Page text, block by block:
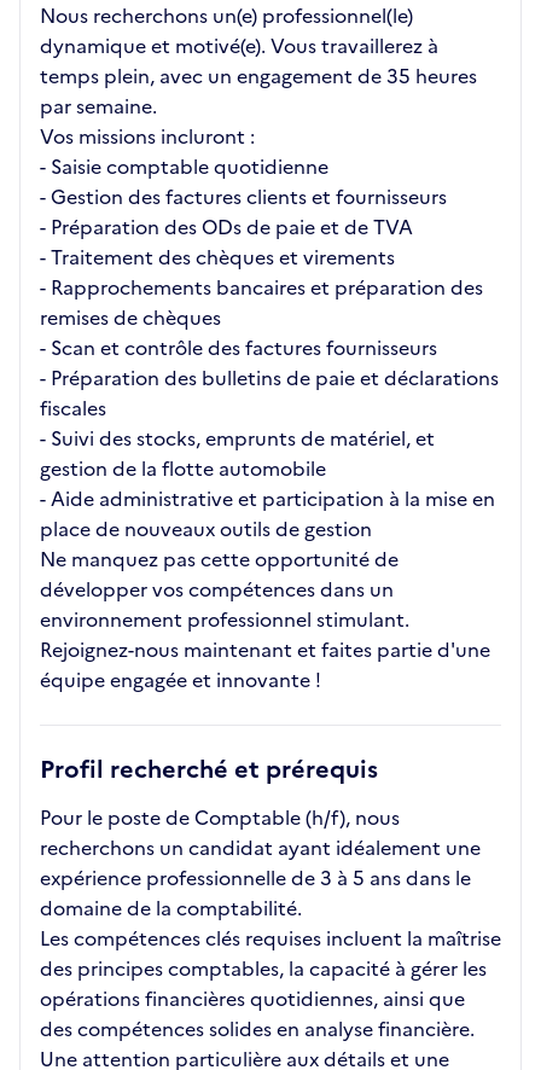
Nous recherchons un(e) professionnel(le)
dynamique et motivé(e). Vous travaillerez à
temps plein, avec un engagement de 35 heures
par semaine.
Vos missions incluront :
- Saisie comptable quotidienne
- Gestion des factures clients et fournisseurs
- Préparation des ODs de paie et de TVA
- Traitement des chèques et virements
- Rapprochements bancaires et préparation des
remises de chèques
- Scan et contrôle des factures fournisseurs
- Préparation des bulletins de paie et déclarations
fiscales
- Suivi des stocks, emprunts de matériel, et
gestion de la flotte automobile
- Aide administrative et participation à la mise en
place de nouveaux outils de gestion
Ne manquez pas cette opportunité de
développer vos compétences dans un
environnement professionnel stimulant.
Rejoignez-nous maintenant et faites partie d'une
équipe engagée et innovante !
Profil recherché et prérequis
Pour le poste de Comptable (h/f), nous
recherchons un candidat ayant idéalement une
expérience professionnelle de 3 à 5 ans dans le
domaine de la comptabilité.
Les compétences clés requises incluent la maîtrise
des principes comptables, la capacité à gérer les
opérations financières quotidiennes, ainsi que
des compétences solides en analyse financière.
Une attention particulière aux détails et une